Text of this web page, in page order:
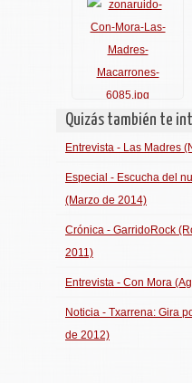
Quizás también te
Entrevista - Las Madres
Especial - Escucha del
(Marzo de 2014)
Crónica - GarridoRock
2011)
Entrevista - Con Mora
Noticia - Txarrena: Gira
de 2012)